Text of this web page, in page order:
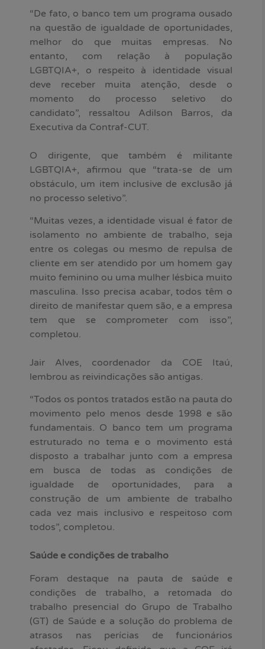
“De fato, o banco tem um programa ousado
na questão de igualdade de oportunidades,
melhor do que muitas empresas. No
entanto, com relação à população
LGBTQIA+, o respeito à identidade visual
deve receber muita atenção, desde o
momento do processo seletivo do
candidato”, ressaltou Adilson Barros, da
Executiva da Contraf-CUT.
O dirigente, que também é militante
LGBTQIA+, afirmou que “trata-se de um
obstáculo, um item inclusive de exclusão já
no processo seletivo”.
“Muitas vezes, a identidade visual é fator de
isolamento no ambiente de trabalho, seja
entre os colegas ou mesmo de repulsa de
cliente em ser atendido por um homem gay
muito feminino ou uma mulher lésbica muito
masculina. Isso precisa acabar, todos têm o
direito de manifestar quem são, e a empresa
tem que se comprometer com isso”,
completou.
Jair Alves, coordenador da COE Itaú,
lembrou as reivindicações são antigas.
“Todos os pontos tratados estão na pauta do
movimento pelo menos desde 1998 e são
fundamentais. O banco tem um programa
estruturado no tema e o movimento está
disposto a trabalhar junto com a empresa
em busca de todas as condições de
igualdade de oportunidades, para a
construção de um ambiente de trabalho
cada vez mais inclusivo e respeitoso com
todos”, completou.
Saúde e condições de trabalho
Foram destaque na pauta de saúde e
condições de trabalho, a retomada do
trabalho presencial do Grupo de Trabalho
(GT) de Saúde e a solução do problema de
atrasos nas perícias de funcionários